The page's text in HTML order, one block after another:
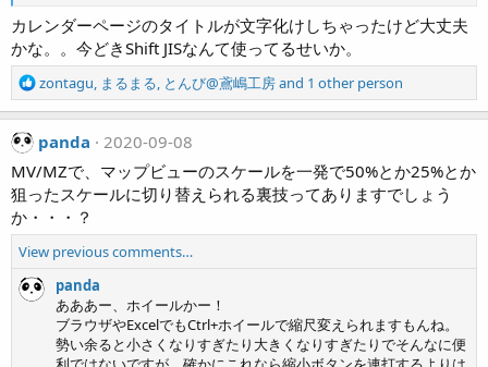
カレンダーページのタイトルが文字化けしちゃったけど大丈夫
かな。。今どきShift JISなんて使ってるせいか。
R
e
a
c
i
o
s
:
zontagu, まるまる, とんび@鳶嶋工房and 1 other person
panda
2020-09-08
MV/MZで、マップビューのスケールを一発で50%とか25%とか
狙ったスケールに切り替えられる裏技ってありますでしょう
か・・・？
View previous comments…
panda
あああー、ホイールかー！
ブラウザやExcelでもCtrl+ホイールで縮尺変えられますもんね。
勢い余ると小さくなりすぎたり大きくなりすぎたりでそんなに便